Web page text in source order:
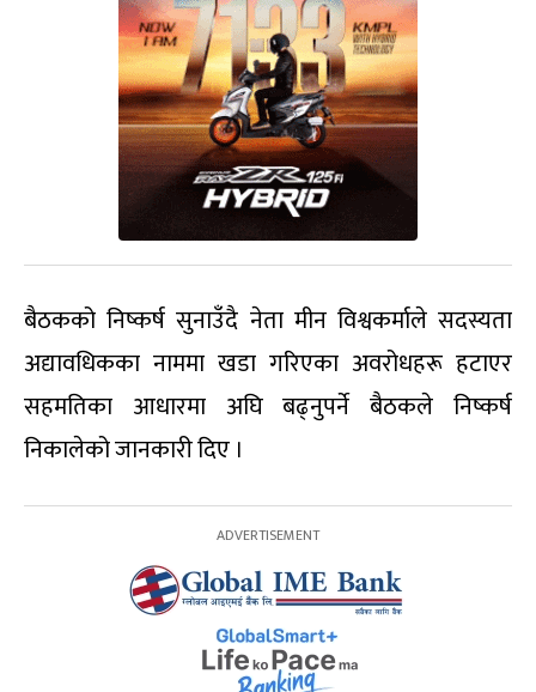
बैठकको निष्कर्ष सुनाउँदै नेता मीन विश्वकर्माले सदस्यता
अद्यावधिकका नाममा खडा गरिएका अवरोधहरू हटाएर
सहमतिका आधारमा अघि बढ्नुपर्ने बैठकले निष्कर्ष
निकालेको जानकारी दिए ।